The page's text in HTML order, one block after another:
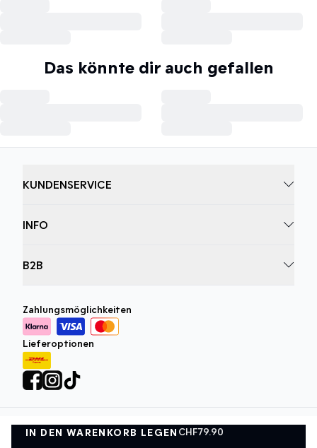
IN DEN WARENKORB LEGEN CHF79.90
IN DEN WARENKORB LEGEN
Das könnte dir auch gefallen
KUNDENSERVICE
INFO
B2B
Zahlungsmöglichkeiten
Lieferoptionen
Datenschutzrichtlinie Geschäftsbedingungen